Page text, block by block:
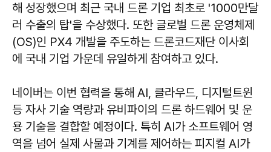
해 성장했으며 최근 국내 드론 기업 최초로 '1000만달
러 수출의 탑'을 수상했다. 또한 글로벌 드론 운영체제
(OS)인 PX4 개발을 주도하는 드론코드재단 이사회
에 국내 기업 가운데 유일하게 참여하고 있다.
네이버는 이번 협력을 통해 AI, 클라우드, 디지털트윈
등 자사 기술 역량과 유비파이의 드론 하드웨어 및 운
용 기술을 결합할 예정이다. 특히 AI가 소프트웨어 영
역을 넘어 실제 사물과 기계를 제어하는 피지컬 AI가